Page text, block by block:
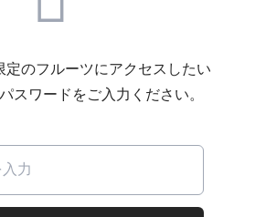
定のフルーツにアクセスしたい
スワードをご入力ください。